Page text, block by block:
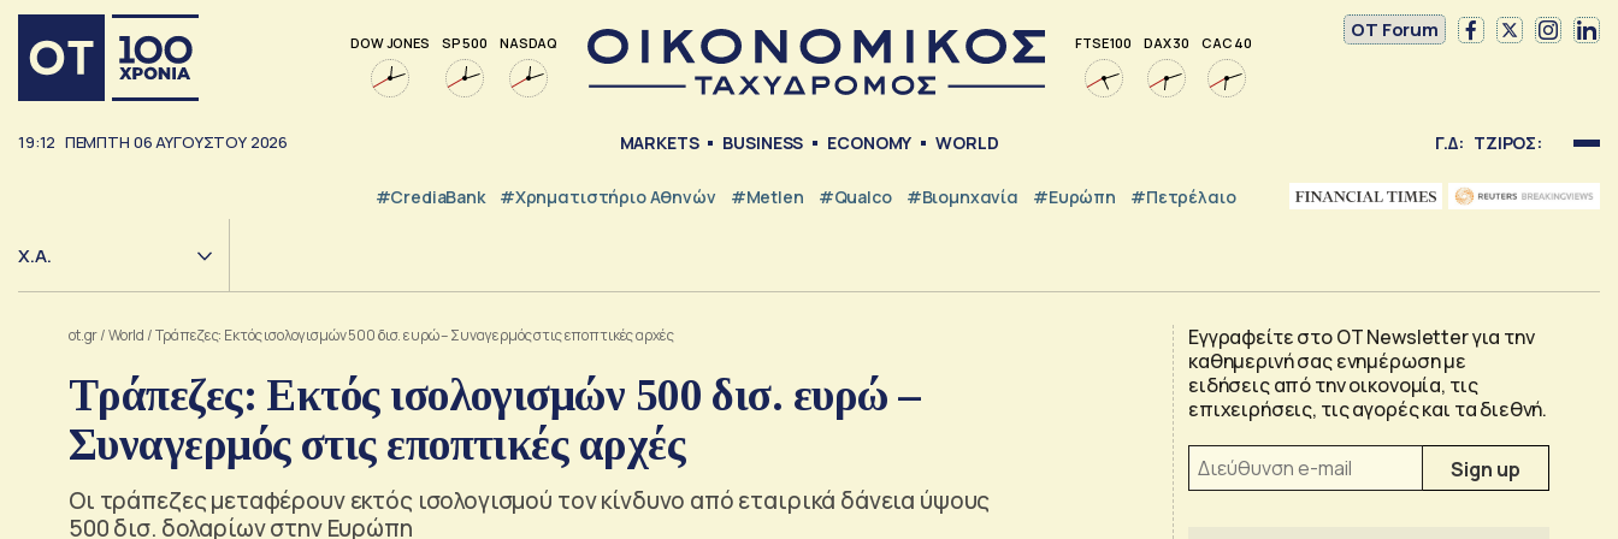
DOW JONES SP 500 NASDAQ FTSE 100 DAX 30 CAC 40
OT Forum
19:12 ΠΕΜΠΤΗ 06ΑΥΓΟΥΣΤΟΥ 2026 MARKETS BUSINESS ECONOMY WORLD Γ.Δ: ΤΖΙΡΟΣ:
#CrediaBank #Χρηματιστήριο Αθηνών #metlen #Qualco #Βιομηχανία #Ευρώπη #Πετρέλαιο
Χ.Α.
ot.gr/World /Τράπεζες: Εκτός ισολογισμών 500 δισ. ευρώ – Συναγερμός στις εποπτικές αρχές
Τράπεζες: Εκτός ισολογισμών 500 δισ. ευρώ –
Συναγερμός στις εποπτικές αρχές
Οι τράπεζες μεταφέρουν εκτός ισολογισμού τον κίνδυνο από εταιρικά δάνεια ύψους
500 δισ. δολαρίων στην Ευρώπη
Εγγραφείτε στο OT Newsletter για την
καθημερινή σας ενημέρωση με
ειδήσεις από την οικονομία, τις
επιχειρήσεις, τις αγορές και τα διεθνή.